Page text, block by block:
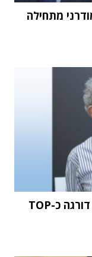
מתחילה
מחקר STKI השנתי: וואן טכנולוגיות דורגה כ-TOP